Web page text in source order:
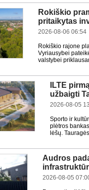
Rokiškio
pritaikytas
2026-08-06 06:54
Rokiškio rajone
Vyriausybei
valstybei
ILTE
užbaigti
2026-08-05
Sporto ir
plėtros
lėšų.
Audros
2026-08-05